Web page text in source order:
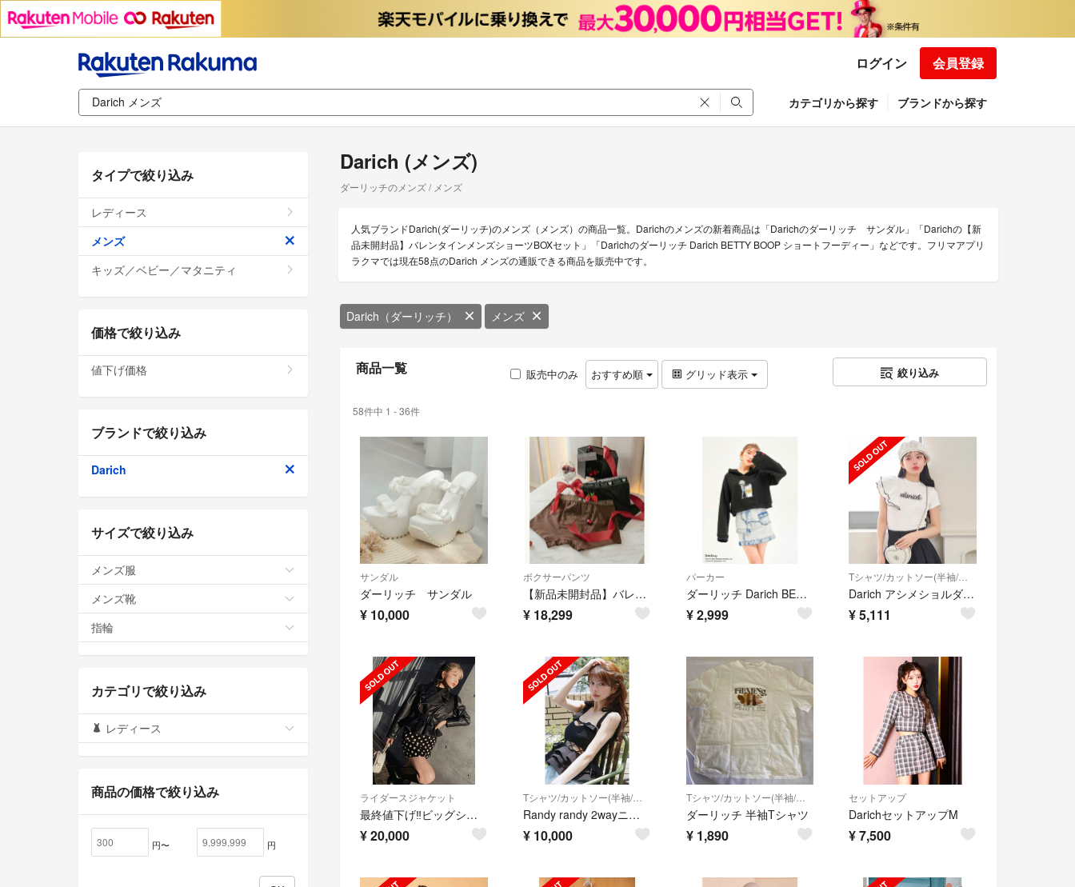
ログイン 会員登録
カテゴリから探す ブランドから探す
Darich (メンズ)
ダーリッチのメンズ / メンズ
人気ブランドDarich(ダーリッチ)のメンズ（メンズ）の商品一覧。Darichのメンズの新着商品は「Darichのダーリッチ サンダル」「Darichの【新
品未開封品】バレンタインメンズショーツBOXセット」「Darichのダーリッチ Darich BETTY BOOP ショートフーディー」などです。フリマアプリ
ラクマでは現在58点のDarich メンズの通販できる商品を販売中です。
Darich（ダーリッチ） メンズ
商品一覧 販売中のみ おすすめ順 グリッド表示 絞り込み
58件中 1 - 36件
サンダル
ダーリッチ サンダル
¥ 10,000
ボクサーパンツ
【新品未開封品】バレンタインメンズショーツBOXセット
¥ 18,299
パーカー
ダーリッチ Darich BETTY BOOP ショートフーディー
¥2,999
Tシャツ/カットソー(半袖/袖なし)
Darich アシメショルダーパールTシャツWHT バイカラーポロシャツBLK
¥5,111
ライダースジャケット
最終値下げ‼️ビッグショートライダースジャケット （ブラック）
¥20,000
Tシャツ/カットソー(半袖/袖なし)
Randy randy 2wayニットトップス
¥ 10,000
Tシャツ/カットソー(半袖/袖なし)
ダーリッチ 半袖Tシャツ
¥ 1,890
セットアップ
DarichセットアップM
¥7,500
タイプで絞り込み
レディース
メンズ
キッズ／ベビー／マタニティ
価格で絞り込み
値下げ価格
ブランドで絞り込み
Darich
サイズで絞り込み
メンズ服
メンズ靴
指輪
カテゴリで絞り込み
レディース
商品の価格で絞り込み
円〜 円